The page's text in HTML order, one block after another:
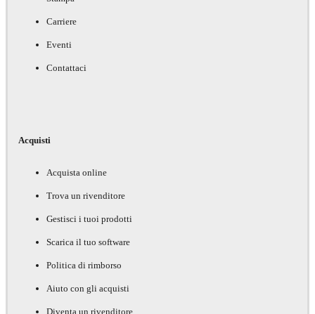
Carriere
Eventi
Contattaci
Acquisti
Acquista online
Trova un rivenditore
Gestisci i tuoi prodotti
Scarica il tuo software
Politica di rimborso
Aiuto con gli acquisti
Diventa un rivenditore